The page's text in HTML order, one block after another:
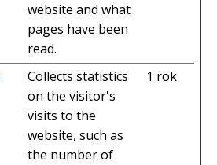
website and what
pages have been
read.
Collects statistics
on the visitor's
visits to the
website, such as
the number of
1 rok